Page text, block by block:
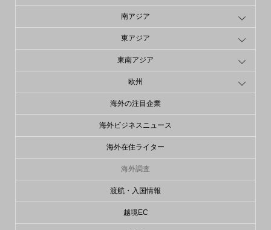
南アジア
東アジア
東南アジア
欧州
海外の注目企業
海外ビジネスニュース
海外在住ライター
海外調査
渡航・入国情報
越境EC